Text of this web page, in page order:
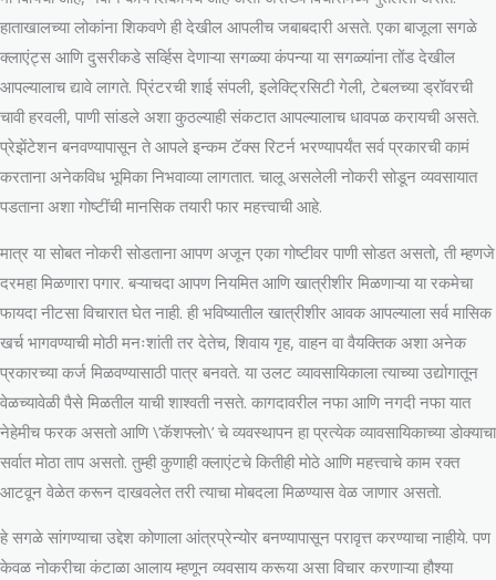
हाताखालच्या लोकांना शिकवणे ही देखील आपलीच जबाबदारी असते. एका बाजूला सगळे
क्लाएंट्स आणि दुसरीकडे सर्व्हिस देणाऱ्या सगळ्या कंपन्या या सगळ्यांना तोंड देखील
आपल्यालाच द्यावे लागते. प्रिंटरची शाई संपली, इलेक्ट्रिसिटी गेली, टेबलच्या ड्रॉवरची
चावी हरवली, पाणी सांडले अशा कुठल्याही संकटात आपल्यालाच धावपळ करायची असते.
प्रेझेंटेशन बनवण्यापासून ते आपले इन्कम टॅक्स रिटर्न भरण्यापर्यंत सर्व प्रकारची कामं
करताना अनेकविध भूमिका निभवाव्या लागतात. चालू असलेली नोकरी सोडून व्यवसायात
पडताना अशा गोष्टींची मानसिक तयारी फार महत्त्वाची आहे.
मात्र या सोबत नोकरी सोडताना आपण अजून एका गोष्टीवर पाणी सोडत असतो, ती म्हणजे
दरमहा मिळणारा पगार. बऱ्याचदा आपण नियमित आणि खात्रीशीर मिळणाऱ्या या रकमेचा
फायदा नीटसा विचारात घेत नाही. ही भविष्यातील खात्रीशीर आवक आपल्याला सर्व मासिक
खर्च भागवण्याची मोठी मनःशांती तर देतेच, शिवाय गृह, वाहन वा वैयक्तिक अशा अनेक
प्रकारच्या कर्ज मिळवण्यासाठी पात्र बनवते. या उलट व्यावसायिकाला त्याच्या उद्योगातून
वेळच्यावेळी पैसे मिळतील याची शाश्वती नसते. कागदावरील नफा आणि नगदी नफा यात
नेहेमीच फरक असतो आणि \’कॅशफ्लो\’ चे व्यवस्थापन हा प्रत्येक व्यावसायिकाच्या डोक्याचा
सर्वात मोठा ताप असतो. तुम्ही कुणाही क्लाएंटचे कितीही मोठे आणि महत्त्वाचे काम रक्त
आटवून वेळेत करून दाखवलेत तरी त्याचा मोबदला मिळण्यास वेळ जाणार असतो.
हे सगळे सांगण्याचा उद्देश कोणाला आंत्रप्रेन्योर बनण्यापासून परावृत्त करण्याचा नाहीये. पण
केवळ नोकरीचा कंटाळा आलाय म्हणून व्यवसाय करूया असा विचार करणाऱ्या हौश्या